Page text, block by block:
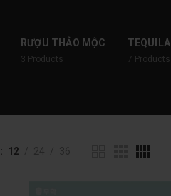
RƯỢU THẢO MỘC
3 Products
TEQUILA
7 Products
12